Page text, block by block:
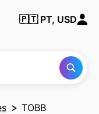
🇵🇹 PT, USD
TOBB